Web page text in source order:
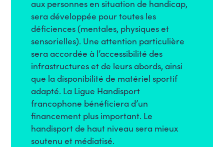
aux personnes en situation de handicap,
sera développée pour toutes les
déficiences (mentales, physiques et
sensorielles). Une attention particulière
sera accordée à l’accessibilité des
infrastructures et de leurs abords, ainsi
que la disponibilité de matériel sportif
adapté. La Ligue Handisport
francophone bénéficiera d’un
financement plus important. Le
handisport de haut niveau sera mieux
soutenu et médiatisé.